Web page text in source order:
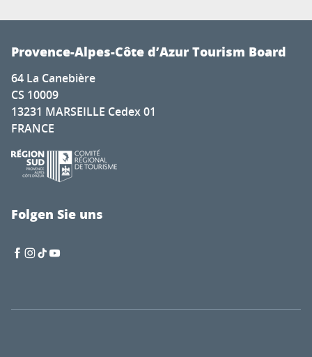
Provence-Alpes-Côte d’Azur Tourism Board
64 La Canebière
CS 10009
13231 MARSEILLE Cedex 01
FRANCE
Folgen Sie uns